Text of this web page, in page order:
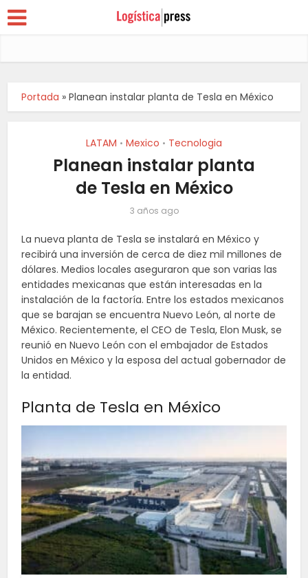
Portada »Planean instalar planta de Tesla en México
LATAM • Mexico • Tecnologia
Planean instalar planta
de Tesla en México
3 años ago
La nueva planta de Tesla se instalará en México y
recibirá una inversión de cerca de diez mil millones de
dólares. Medios locales aseguraron que son varias las
entidades mexicanas que están interesadas en la
instalación de la factoría. Entre los estados mexicanos
que se barajan se encuentra Nuevo León, al norte de
México. Recientemente, el CEO de Tesla, Elon Musk, se
reunió en Nuevo León con el embajador de Estados
Unidos en México y la esposa del actual gobernador de
la entidad.
Planta de Tesla en México